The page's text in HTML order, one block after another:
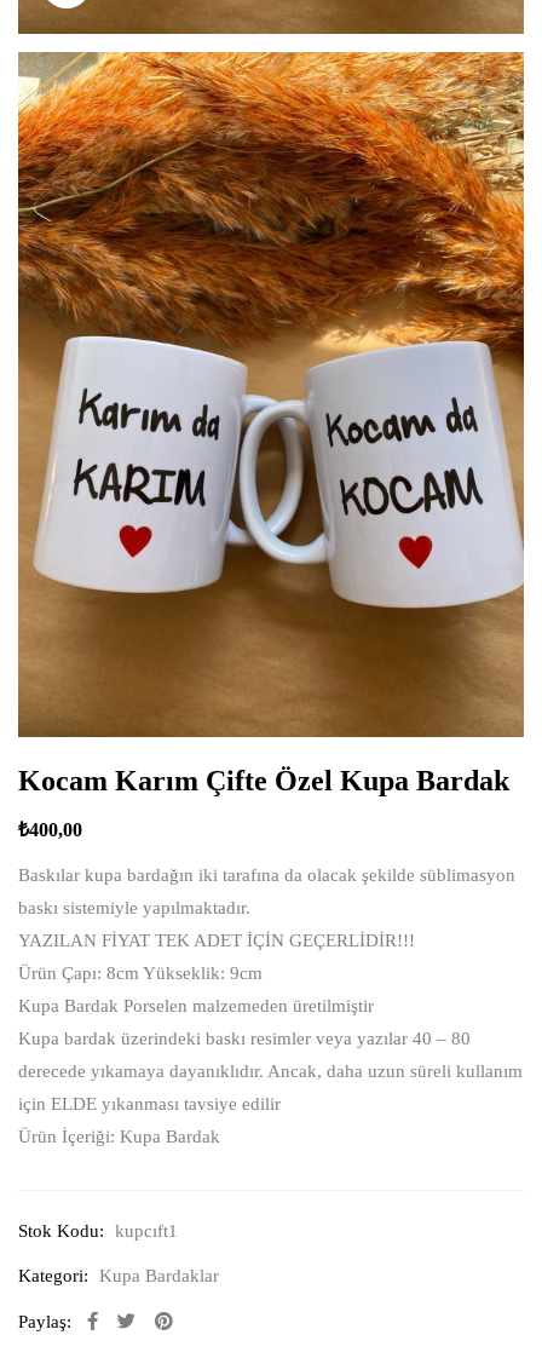
Kocam Karım Çifte Özel Kupa Bardak
₺400,00
Baskılar kupa bardağın iki tarafına da olacak şekilde süblimasyon
baskı sistemiyle yapılmaktadır.
YAZILAN FİYAT TEK ADET İÇİN GEÇERLİDİR!!!
Ürün Çapı: 8cm Yükseklik: 9cm
Kupa Bardak Porselen malzemeden üretilmiştir
Kupa bardak üzerindeki baskı resimler veya yazılar 40 – 80
derecede yıkamaya dayanıklıdır. Ancak, daha uzun süreli kullanım
için ELDE yıkanması tavsiye edilir
Ürün İçeriği: Kupa Bardak
Stok Kodu: kupcıft1
Kategori: Kupa Bardaklar
Paylaş: